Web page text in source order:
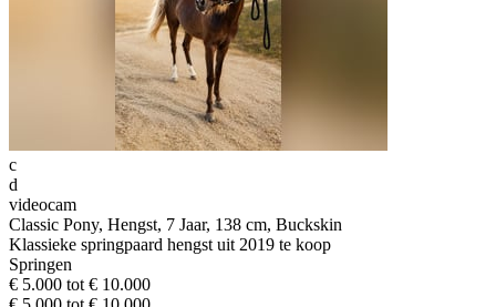
c
d
videocam
Classic Pony, Hengst, 7 Jaar, 138 cm, Buckskin
Klassieke springpaard hengst uit 2019 te koop
Springen
€ 5.000 tot € 10.000